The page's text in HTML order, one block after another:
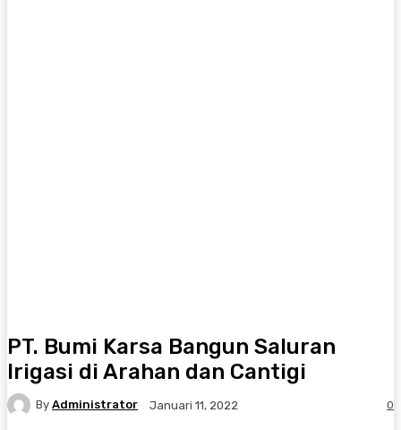
PT. Bumi Karsa Bangun Saluran
Irigasi di Arahan dan Cantigi
By Administrator Januari 11, 2022 0